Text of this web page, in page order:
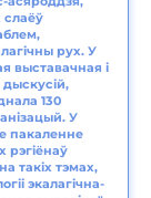
слаёў
рух. У
выставачная і
130
У
пакаленне
рэгіёнаў
такіх тэмах,
экалагічна-